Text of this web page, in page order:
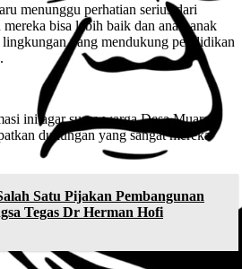
menunggu perhatian serius dari
bisa lebih baik dan anak-anak
yang mendukung pendidikan
ini agar suara warga Desa Muara
dukungan yang sangat mereka
Satu Pijakan Pembangunan
Tegas Dr Herman Hofi